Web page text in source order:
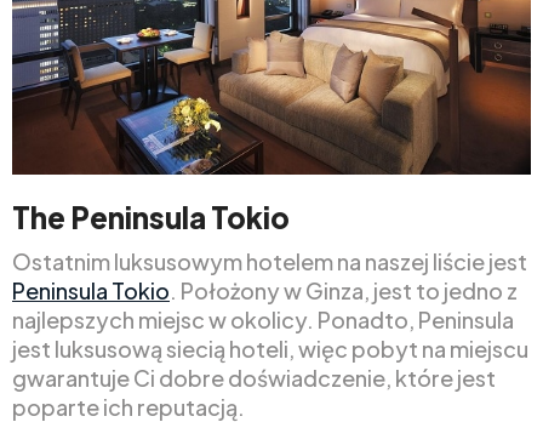
The Peninsula Tokio
Ostatnim luksusowym hotelem na naszej liście jest
Peninsula Tokio. Położony w Ginza, jest to jedno z
najlepszych miejsc w okolicy. Ponadto, Peninsula
jest luksusową siecią hoteli, więc pobyt na miejscu
gwarantuje Ci dobre doświadczenie, które jest
poparte ich reputacją.